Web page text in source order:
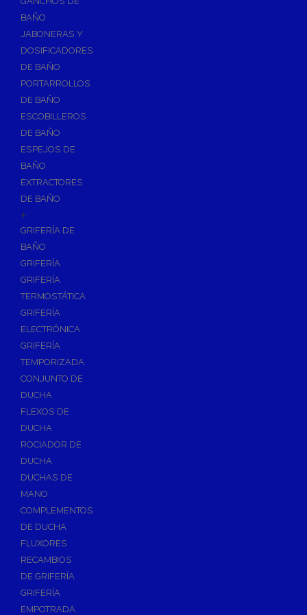
Accesorios y Grupos Contra Incendios
Calderas y estufas de biomasa
Sistemas de Energía Solar Térmica
Estructuras de soporte
Sistemas de Aerotermia
Sistemas de Energía Solar Fotovoltaica
Paneles
Inversores
Baterías
Estructuras
Fontanería
Aislamientos para Tuberías
Accesorios para Instalación de Gas
Válvulas para Gas
Accesorios y Repuestos de Gas
Baterias y Contadores
Bombas
Bombas Sumergibles
Bombas de Drenaje y Residual
Bombas de Superficies Horizontal y Vertical
Desagües
Válvulas de Desagüe
Válvulas para Platos de Ducha y Bañeras
Sifones
Sumideros y Botes Sifónicos
Accesorios para Desagüe
Flotadores y Boyas
BAÑO
JABONERAS Y
DOSIFICADORES
DE BAÑO
PORTARROLLOS
DE BAÑO
ESCOBILLEROS
DE BAÑO
ESPEJOS DE
BAÑO
EXTRACTORES
DE BAÑO
+
GRIFERÍA DE
BAÑO
GRIFERÍA
GRIFERÍA
TERMOSTÁTICA
GRIFERÍA
ELECTRÓNICA
GRIFERÍA
TEMPORIZADA
CONJUNTO DE
DUCHA
FLEXOS DE
DUCHA
ROCIADOR DE
DUCHA
DUCHAS DE
MANO
COMPLEMENTOS
DE DUCHA
FLUXORES
RECAMBIOS
DE GRIFERÍA
GRIFERÍA
EMPOTRADA